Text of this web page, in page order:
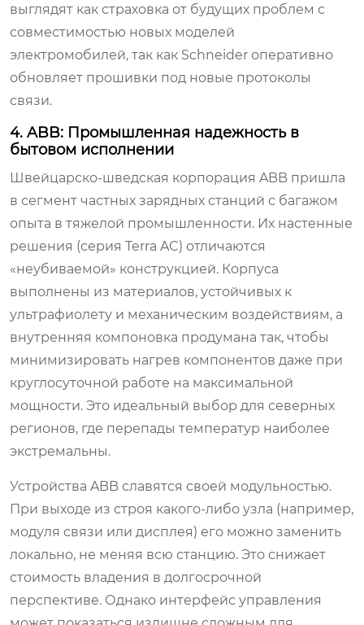
выглядят как страховка от будущих проблем с
совместимостью новых моделей
электромобилей, так как Schneider оперативно
обновляет прошивки под новые протоколы
связи.
4. ABB: Промышленная надежность в
бытовом исполнении
Швейцарско-шведская корпорация ABB пришла
в сегмент частных зарядных станций с багажом
опыта в тяжелой промышленности. Их настенные
решения (серия Terra AC) отличаются
«неубиваемой» конструкцией. Корпуса
выполнены из материалов, устойчивых к
ультрафиолету и механическим воздействиям, а
внутренняя компоновка продумана так, чтобы
минимизировать нагрев компонентов даже при
круглосуточной работе на максимальной
мощности. Это идеальный выбор для северных
регионов, где перепады температур наиболее
экстремальны.
Устройства ABB славятся своей модульностью.
При выходе из строя какого-либо узла (например,
модуля связи или дисплея) его можно заменить
локально, не меняя всю станцию. Это снижает
стоимость владения в долгосрочной
перспективе. Однако интерфейс управления